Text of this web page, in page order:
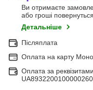
Ви отримаєте
або гроші
Детальніше
Післяплата
Оплата на карту
Оплата за